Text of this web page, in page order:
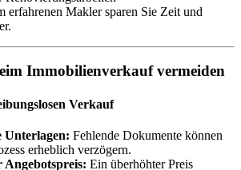
erfahrenen Makler sparen Sie Zeit und
Immobilienverkauf vermeiden
Verkauf
Unterlagen: Fehlende Dokumente können
erheblich verzögern.
Angebotspreis: Ein überhöhter Preis